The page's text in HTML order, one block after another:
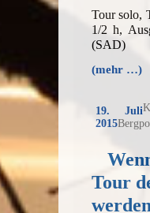
Tour solo,
1/2 h,
(SAD)
(mehr …)
19. Juli
2015
Tour